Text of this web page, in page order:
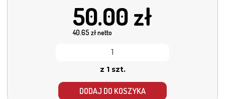
50.00 zł
40.65zł netto
z 1 szt.
DODAJ DO KOSZYKA